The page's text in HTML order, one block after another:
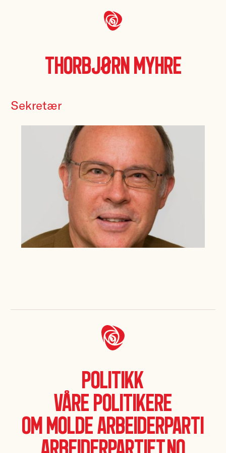
Thorbjørn Myhre
Sekretær
Politikk
Våre politikere
Om Molde Arbeiderparti
Arbeiderpartiet.no